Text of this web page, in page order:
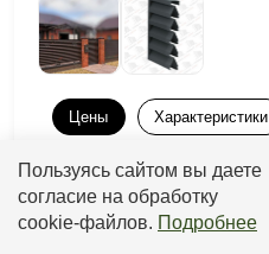
Пользуясь сайтом вы даете
согласие на обработку
cookie-файлов. Подробнее
Цены Характеристики
Слой
Толщина
рамы